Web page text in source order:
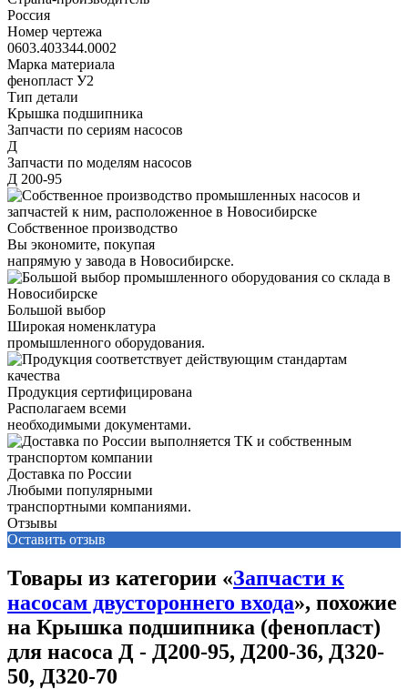
Россия
Номер чертежа
0603.403344.0002
Марка материала
фенопласт У2
Тип детали
Крышка подшипника
Запчасти по сериям насосов
Д
Запчасти по моделям насосов
Д 200-95
Собственное производство
Вы экономите, покупая
напрямую у завода в Новосибирске.
Большой выбор
Широкая номенклатура
промышленного оборудования.
Продукция сертифицирована
Располагаем всеми
необходимыми документами.
Доставка по России
Любыми популярными
транспортными компаниями.
Отзывы
Оставить отзыв
Товары из категории «Запчасти к
насосам двустороннего входа», похожие
на Крышка подшипника (фенопласт)
для насоса Д - Д200-95, Д200-36, Д320-
50, Д320-70